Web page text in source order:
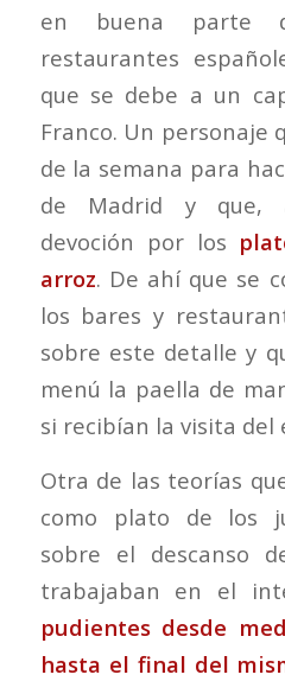
en buena parte
restaurantes
que se debe a un
Franco. Un personaje
de la semana para
de Madrid y que,
devoción por los
arroz. De ahí que se
los bares y
sobre este detalle y
menú la paella de
si recibían la visita del
Otra de las teorías
como plato de los
sobre el descanso
trabajaban en el
pudientes desde
hasta el final del